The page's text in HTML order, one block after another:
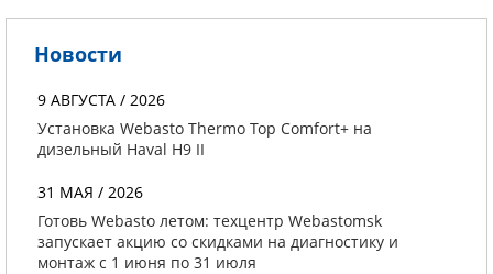
Новости
9 АВГУСТА / 2026
Установка Webasto Thermo Top Comfort+ на
дизельный Haval H9 II
31 МАЯ / 2026
Готовь Webasto летом: техцентр Webastomsk
запускает акцию со скидками на диагностику и
монтаж с 1 июня по 31 июля